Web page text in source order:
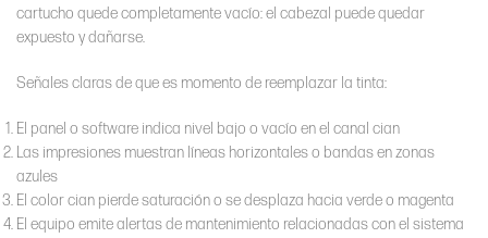
cartucho quede completamente vacío: el cabezal puede quedar
expuesto y dañarse.
Señales claras de que es momento de reemplazar la tinta:
El panel o software indica nivel bajo o vacío en el canal cian
Las impresiones muestran líneas horizontales o bandas en zonas
azules
El color cian pierde saturación o se desplaza hacia verde o magenta
El equipo emite alertas de mantenimiento relacionadas con el sistema